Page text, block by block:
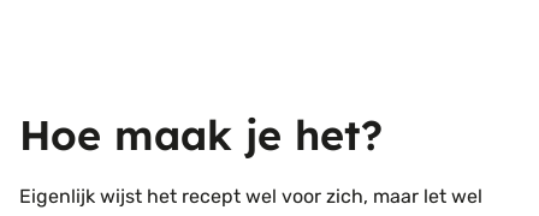
Hoe maak je het?
Eigenlijk wijst het recept wel voor zich, maar let wel